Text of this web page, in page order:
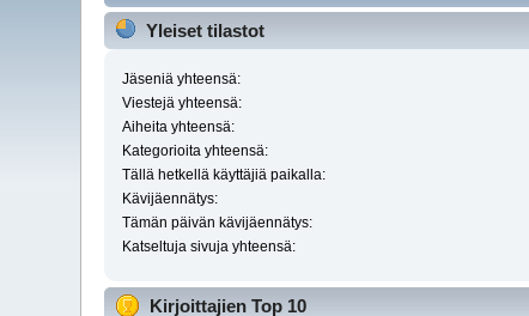
Yleiset tilastot
Jäseniä yhteensä:
Viestejä yhteensä:
Aiheita yhteensä:
Kategorioita yhteensä:
Tällä hetkellä käyttäjiä paikalla:
Kävijäennätys:
Tämän päivän kävijäennätys:
Katseltuja sivuja yhteensä:
Kirjoittajien Top 10